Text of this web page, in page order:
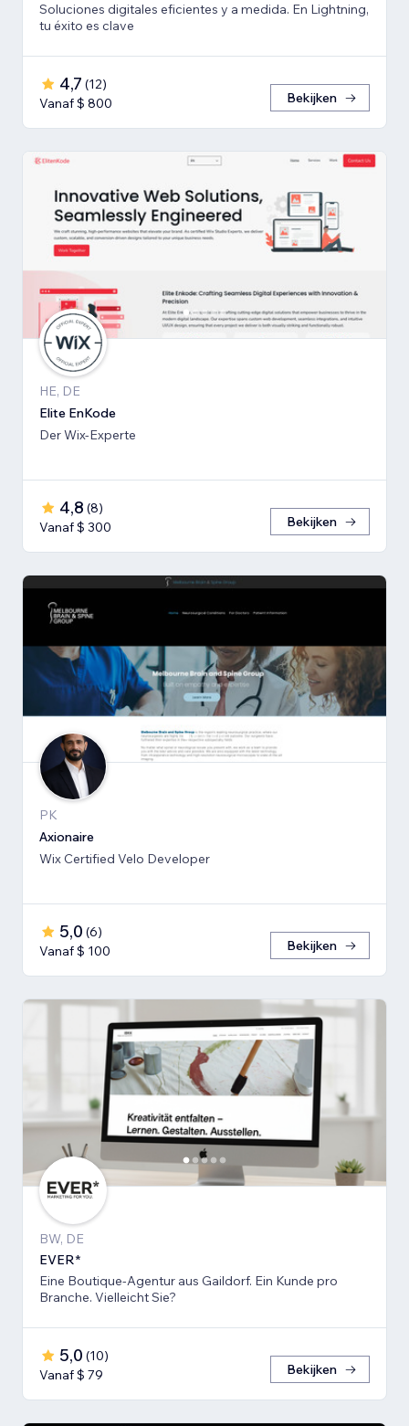
Soluciones digitales eficientes y a medida. En Lightning,
tu éxito es clave
4,7 (12)
Vanaf $ 800
Bekijken
HE, DE
Elite EnKode
Der Wix-Experte
4,8 (8)
Vanaf $ 300
Bekijken
PK
Axionaire
Wix Certified Velo Developer
5,0 (6)
Vanaf $ 100
Bekijken
BW, DE
EVER*
Eine Boutique-Agentur aus Gaildorf. Ein Kunde pro
Branche. Vielleicht Sie?
5,0 (10)
Vanaf $ 79
Bekijken